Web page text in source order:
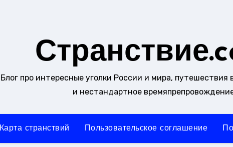
Блог про интересные уголки России и мира, путешествия
и нестандартное
Карта странствий Пользовательское соглашение